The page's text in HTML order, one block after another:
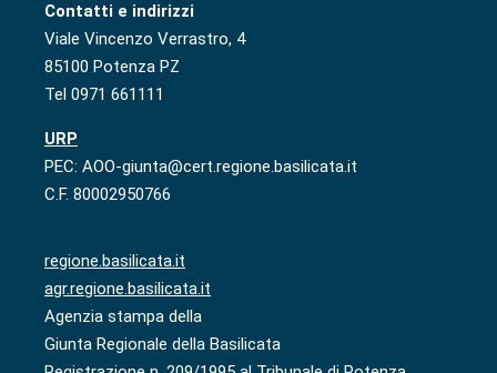
Contatti e indirizzi
Viale Vincenzo Verrastro, 4
85100 Potenza PZ
Tel 0971 661111
URP
PEC: AOO-giunta@cert.regione.basilicata.it
C.F. 80002950766
regione.basilicata.it
agr.regione.basilicata.it
Agenzia stampa della
Giunta Regionale della Basilicata